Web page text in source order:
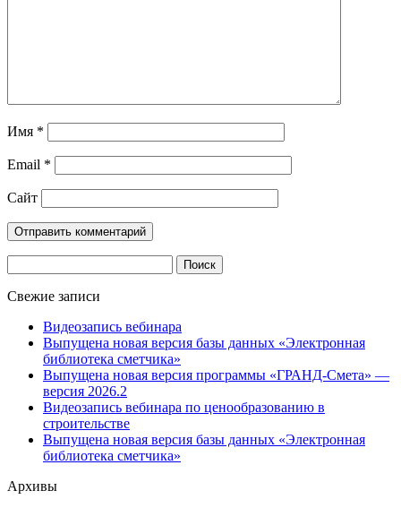
Имя *
Email *
Сайт
Свежие записи
Видеозапись вебинара
Выпущена новая версия базы данных «Электронная
библиотека сметчика»
Выпущена новая версия программы «ГРАНД-Смета» —
версия 2026.2
Видеозапись вебинара по ценообразованию в
строительстве
Выпущена новая версия базы данных «Электронная
библиотека сметчика»
Архивы